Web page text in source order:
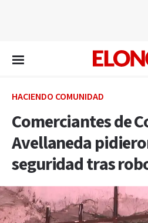
HACIENDO COMUNIDAD
Comerciantes de
Avellaneda
seguridad tras